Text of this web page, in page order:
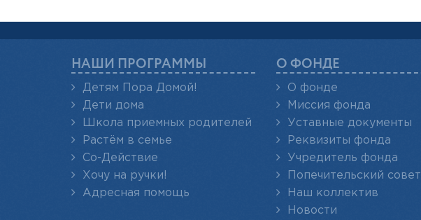
НАШИ ПРОГРАММЫ
Детям Пора Домой!
Дети дома
Школа приемных родителей
Растём в семье
Со-Действие
Хочу на ручки!
Адресная помощь
О ФОНДЕ
О фонде
Миссия фонда
Уставные документы
Реквизиты фонда
Учредитель фонда
Попечительский совет
Наш коллектив
Новости